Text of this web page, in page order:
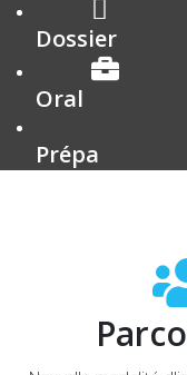
Dossier
Oral
Prépa